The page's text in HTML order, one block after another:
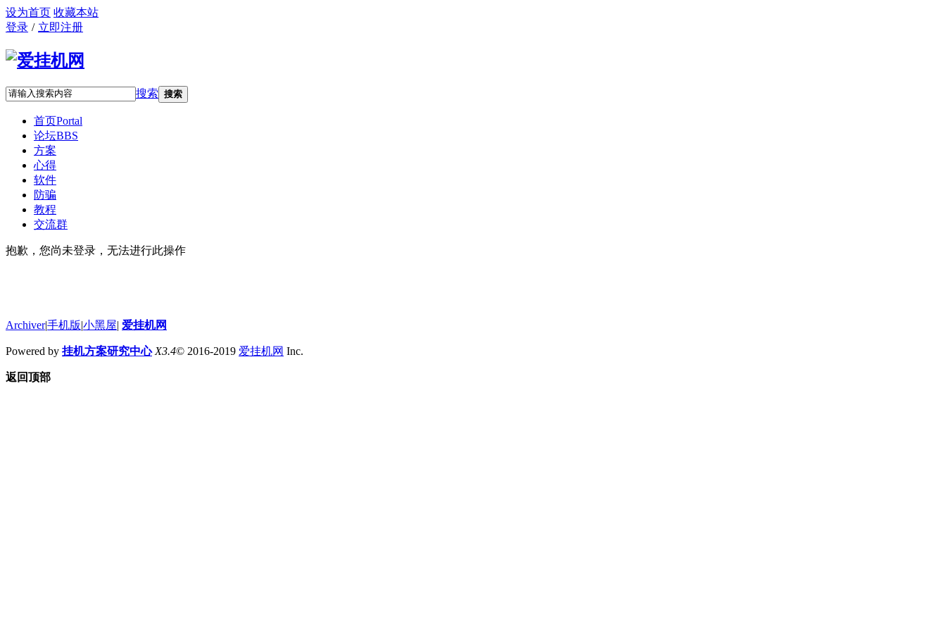
设为首页 收藏本站
登录 / 立即注册
搜索 搜索
首页Portal
论坛BBS
方案
心得
软件
防骗
教程
交流群
抱歉，您尚未登录，无法进行此操作
Archiver|手机版|小黑屋| 爱挂机网
Powered by 挂机方案研究中心 X3.4© 2016-2019 爱挂机网 Inc.
返回顶部